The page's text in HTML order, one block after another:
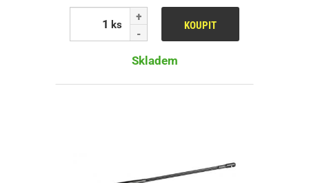
ks KOUPIT
Skladem